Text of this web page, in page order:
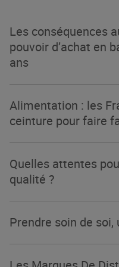
Les conséquences
pouvoir d’achat en
ans
Alimentation : les
ceinture pour faire
Quelles attentes
qualité ?
Prendre soin de soi,